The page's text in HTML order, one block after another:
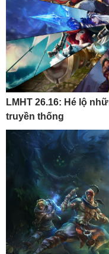
LMHT 26.16: Hé lộ
truyền thống